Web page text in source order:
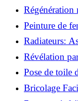
dès 6,70 €!
Régénération
régénérative
Peinture de
techniques
Radiateurs:
tuyaux
Révélation
Découvrez le
Pose de toile
pour
Bricolage
pour Chaque